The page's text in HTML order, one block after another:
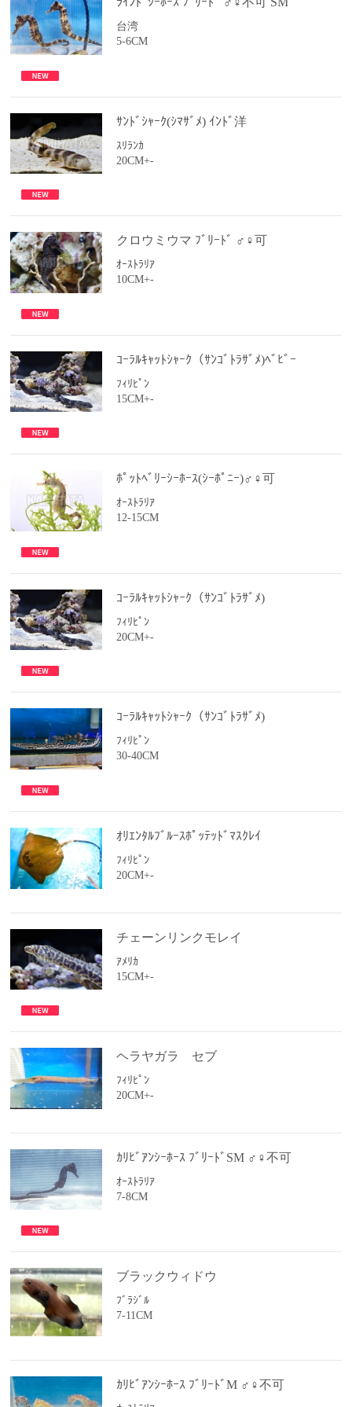
台湾
5-6CM
ｻﾝﾄﾞｼｬｰｸ(ｼﾏｻﾞﾒ) ｲﾝﾄﾞ洋
ｽﾘﾗﾝｶ
20CM+-
クロウミウマ ﾌﾞﾘｰﾄﾞ ♂♀可
ｵｰｽﾄﾗﾘｱ
10CM+-
ｺｰﾗﾙｷｬｯﾄｼｬｰｸ（ｻﾝｺﾞﾄﾗｻﾞﾒ)ﾍﾞﾋﾞｰ
ﾌｨﾘﾋﾟﾝ
15CM+-
ﾎﾟｯﾄﾍﾞﾘｰｼｰﾎｰｽ(ｼｰﾎﾟﾆｰ)♂♀可
ｵｰｽﾄﾗﾘｱ
12-15CM
ｺｰﾗﾙｷｬｯﾄｼｬｰｸ（ｻﾝｺﾞﾄﾗｻﾞﾒ)
ﾌｨﾘﾋﾟﾝ
20CM+-
ｺｰﾗﾙｷｬｯﾄｼｬｰｸ（ｻﾝｺﾞﾄﾗｻﾞﾒ)
ﾌｨﾘﾋﾟﾝ
30-40CM
ｵﾘｴﾝﾀﾙﾌﾞﾙｰｽﾎﾟｯﾃｯﾄﾞﾏｽｸﾚｲ
ﾌｨﾘﾋﾟﾝ
20CM+-
チェーンリンクモレイ
ｱﾒﾘｶ
15CM+-
ヘラヤガラ セブ
ﾌｨﾘﾋﾟﾝ
20CM+-
ｶﾘﾋﾞｱﾝｼｰﾎｰｽ ﾌﾞﾘｰﾄﾞSM ♂♀不可
ｵｰｽﾄﾗﾘｱ
7-8CM
ブラックウィドウ
ﾌﾞﾗｼﾞﾙ
7-11CM
ｶﾘﾋﾞｱﾝｼｰﾎｰｽ ﾌﾞﾘｰﾄﾞM ♂♀不可